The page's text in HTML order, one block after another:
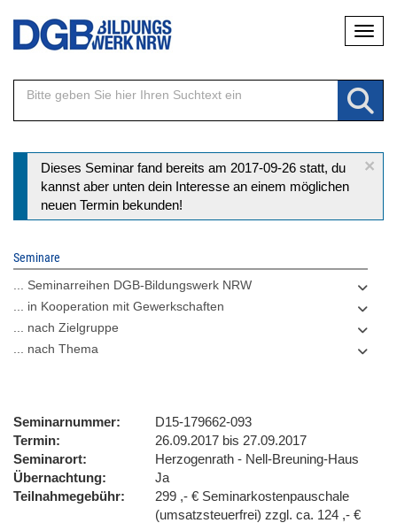
Direkt
Inhalt
×
Statusmeldung
Dieses Seminar fand bereits am 2017-09-26 statt, du
kannst aber unten dein Interesse an einem möglichen
neuen Termin bekunden!
Seminare
... Seminarreihen DGB-Bildungswerk NRW
... in Kooperation mit Gewerkschaften
... nach Zielgruppe
... nach Thema
Seminarnummer
D15-179662-093
Termin
26.09.2017 bis 27.09.2017
Seminarort
Herzogenrath - Nell-Breuning-Haus
Übernachtung
Ja
Teilnahmegebühr
299 ,- € Seminarkostenpauschale
(umsatzsteuerfrei) zzgl. ca. 124 ,- €